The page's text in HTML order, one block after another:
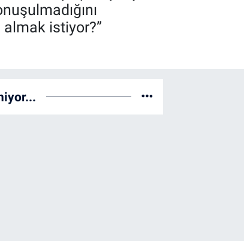
almak istiyor?”